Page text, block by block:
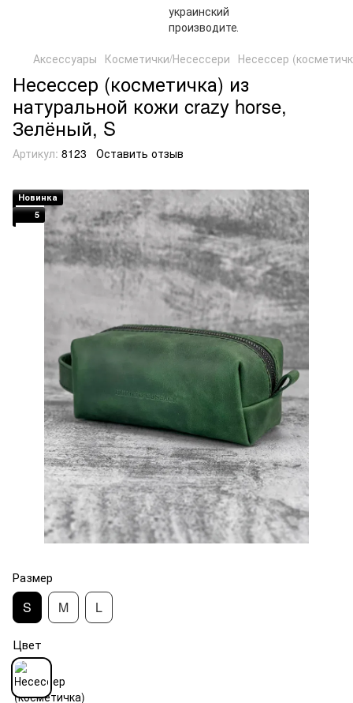
Аксессуары Косметички/Несессери Несессер
Несессер (косметичка) из
натуральной кожи crazy horse,
Зелёный, S
Артикул: 8123 Оставить отзыв
Новинка
5
Размер
S M L
Цвет